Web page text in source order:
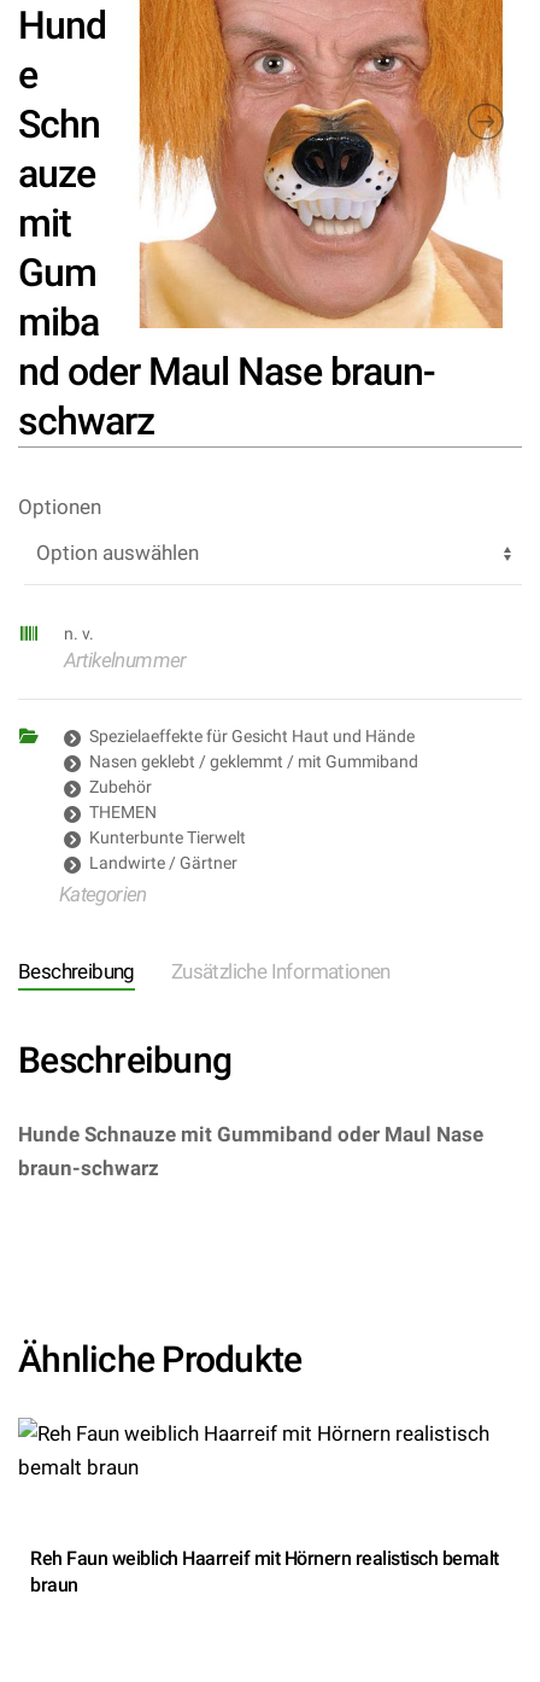
Hund
e
Schn
auze
mit
Gum
miba
nd oder Maul Nase braun-
schwarz
Optionen
n. v.
Artikelnummer
Spezielaeffekte für Gesicht Haut und Hände
Nasen geklebt / geklemmt / mit Gummiband
Zubehör
THEMEN
Kunterbunte Tierwelt
Landwirte / Gärtner
Kategorien
Beschreibung Zusätzliche Informationen
Beschreibung
Hunde Schnauze mit Gummiband oder Maul Nase
braun-schwarz
Ähnliche Produkte
Reh Faun weiblich Haarreif mit Hörnern realistisch bemalt
braun